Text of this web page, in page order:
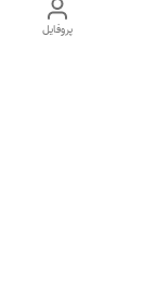
پروفایل